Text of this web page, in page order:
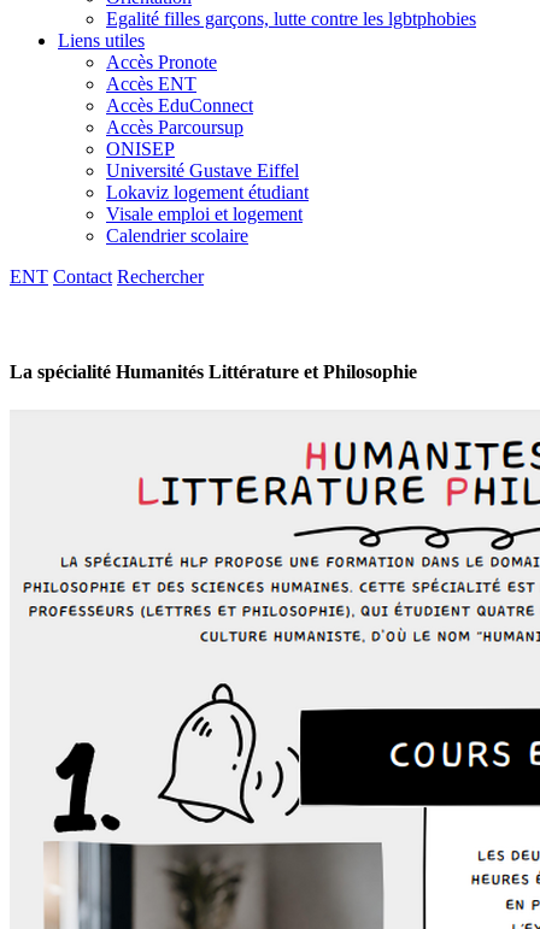
Egalité filles garçons, lutte contre les lgbtphobies
Liens utiles
Accès Pronote
Accès ENT
Accès EduConnect
Accès Parcoursup
ONISEP
Université Gustave Eiffel
Lokaviz logement étudiant
Visale emploi et logement
Calendrier scolaire
ENT Contact Rechercher
La spécialité Humanités Littérature et Philosophie